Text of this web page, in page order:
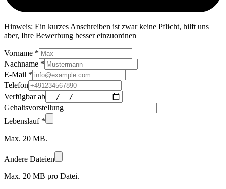
Hinweis: Ein kurzes Anschreiben ist zwar keine Pflicht, hilft uns
aber, Ihre Bewerbung besser einzuordnen
Vorname *
Nachname *
E-Mail *
Telefon
Verfügbar ab
Gehaltsvorstellung
Lebenslauf *
Max. 20 MB.
Andere Dateien
Max. 20 MB pro Datei.